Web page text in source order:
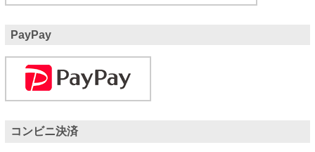
PayPay
コンビニ決済